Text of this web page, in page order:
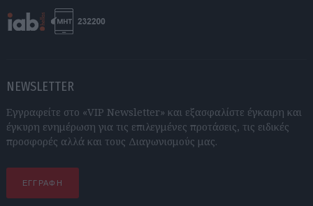
NEWSLETTER
Εγγραφείτε στο «VIP Newsletter» και εξασφαλίστε έγκαιρη και
έγκυρη ενημέρωση για τις επιλεγμένες προτάσεις, τις ειδικές
προσφορές αλλά και τους Διαγωνισμούς μας.
ΕΓΓΡΑΦΗ